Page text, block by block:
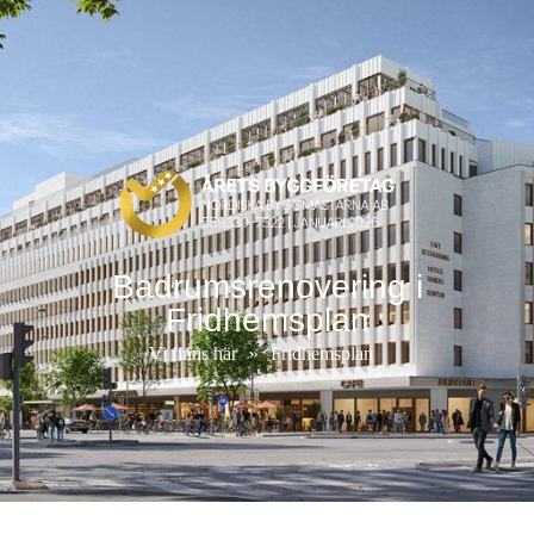
Badrumsrenovering i
Fridhemsplan
Vi finns här » Fridhemsplan